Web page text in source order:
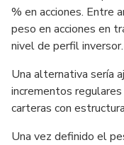
% en acciones. Entre
peso en acciones en
nivel de perfil inversor.
Una alternativa sería
incrementos
carteras con
Una vez definido el